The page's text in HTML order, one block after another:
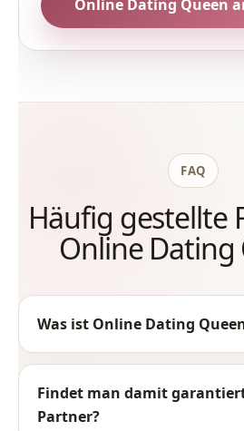
Online Dating Queen
FAQ
Häufig gestellte
Online Dating
Was ist Online Dating
Findet man damit
Partner?